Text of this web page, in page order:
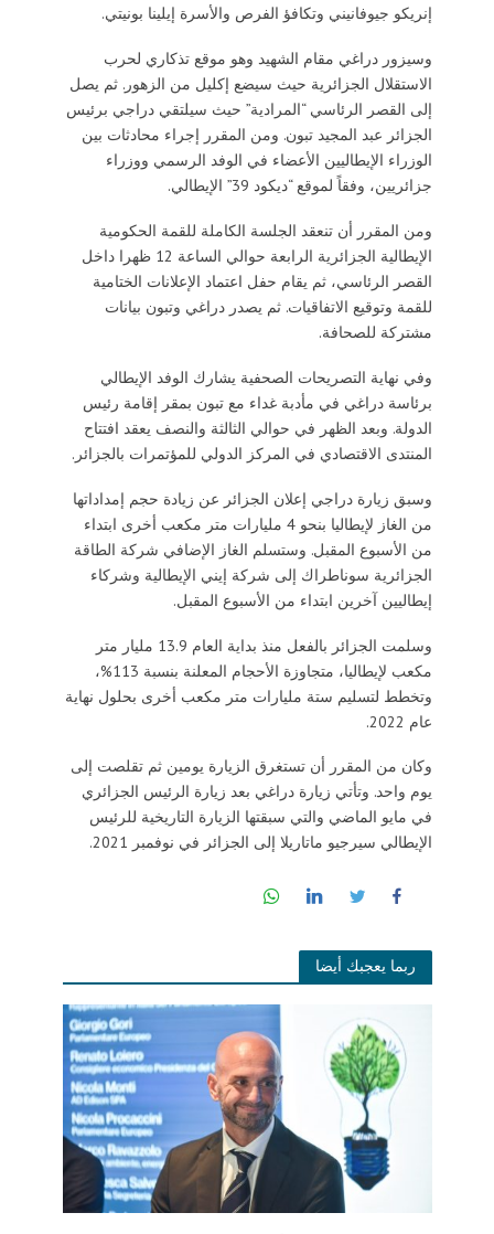
إنريكو جيوفانيني وتكافؤ الفرص والأسرة إيلينا بونيتي.
وسيزور دراغي مقام الشهيد وهو موقع تذكاري لحرب
الاستقلال الجزائرية حيث سيضع إكليل من الزهور. ثم يصل
إلى القصر الرئاسي “المرادية” حيث سيلتقي دراجي برئيس
الجزائر عبد المجيد تبون. ومن المقرر إجراء محادثات بين
الوزراء الإيطاليين الأعضاء في الوفد الرسمي ووزراء
جزائريين، وفقاً لموقع “ديكود 39” الإيطالي.
ومن المقرر أن تنعقد الجلسة الكاملة للقمة الحكومية
الإيطالية الجزائرية الرابعة حوالي الساعة 12 ظهرا داخل
القصر الرئاسي، ثم يقام حفل اعتماد الإعلانات الختامية
للقمة وتوقيع الاتفاقيات. ثم يصدر دراغي وتبون بيانات
مشتركة للصحافة.
وفي نهاية التصريحات الصحفية يشارك الوفد الإيطالي
برئاسة دراغي في مأدبة غداء مع تبون بمقر إقامة رئيس
الدولة. وبعد الظهر في حوالي الثالثة والنصف يعقد افتتاح
المنتدى الاقتصادي في المركز الدولي للمؤتمرات بالجزائر.
وسبق زيارة دراجي إعلان الجزائر عن زيادة حجم إمداداتها
من الغاز لإيطاليا بنحو 4 مليارات متر مكعب أخرى ابتداء
من الأسبوع المقبل. وستسلم الغاز الإضافي شركة الطاقة
الجزائرية سوناطراك إلى شركة إيني الإيطالية وشركاء
إيطاليين آخرين ابتداء من الأسبوع المقبل.
وسلمت الجزائر بالفعل منذ بداية العام 13.9 مليار متر
مكعب لإيطاليا، متجاوزة الأحجام المعلنة بنسبة 113%،
وتخطط لتسليم ستة مليارات متر مكعب أخرى بحلول نهاية
عام 2022.
وكان من المقرر أن تستغرق الزيارة يومين ثم تقلصت إلى
يوم واحد. وتأتي زيارة دراغي بعد زيارة الرئيس الجزائري
في مايو الماضي والتي سبقتها الزيارة التاريخية للرئيس
الإيطالي سيرجيو ماتاريلا إلى الجزائر في نوفمبر 2021.
ربما يعجبك أيضا